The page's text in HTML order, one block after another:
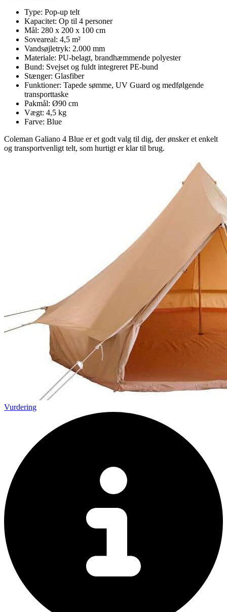
Type: Pop-up telt
Kapacitet: Op til 4 personer
Mål: 280 x 200 x 100 cm
Soveareal: 4,5 m²
Vandsøjletryk: 2.000 mm
Materiale: PU-belagt, brandhæmmende polyester
Bund: Svejset og fuldt integreret PE-bund
Stænger: Glasfiber
Funktioner: Tapede sømme, UV Guard og medfølgende
transporttaske
Pakmål: Ø90 cm
Vægt: 4,5 kg
Farve: Blue
Coleman Galiano 4 Blue er et godt valg til dig, der ønsker et enkelt
og transportvenligt telt, som hurtigt er klar til brug.
Vurdering